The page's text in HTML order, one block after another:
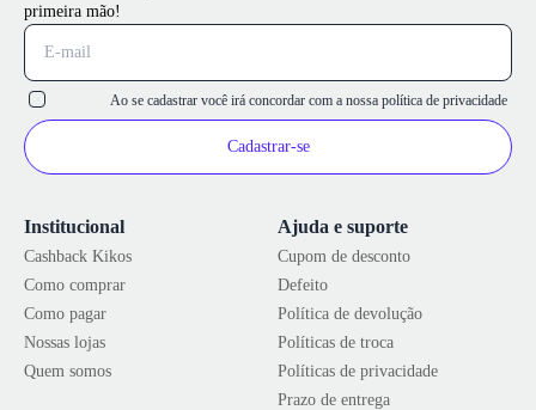
Institucional
Cashback Kikos
Como comprar
Como pagar
Nossas lojas
Quem somos
Ajuda e suporte
Cupom de desconto
Defeito
Política de devolução
Políticas de troca
Políticas de privacidade
Prazo de entrega
primeira mão!
Ao se cadastrar você irá concordar com a nossa política de privacidade
Cadastrar-se